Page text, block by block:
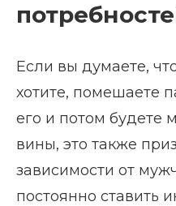
Если вы думаете,
хотите, помешаете
его и потом будете
вины, это также
зависимости от
постоянно ставить